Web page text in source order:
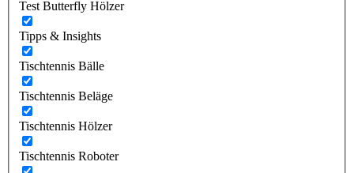
Test Butterfly Hölzer
Tipps & Insights
Tischtennis Bälle
Tischtennis Beläge
Tischtennis Hölzer
Tischtennis Roboter